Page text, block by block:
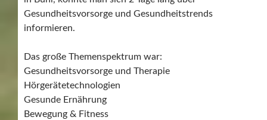
Gesundheitsvorsorge und Gesundheitstrends
informieren.
Das große Themenspektrum war:
Gesundheitsvorsorge und Therapie
Hörgerätetechnologien
Gesunde Ernährung
Bewegung & Fitness